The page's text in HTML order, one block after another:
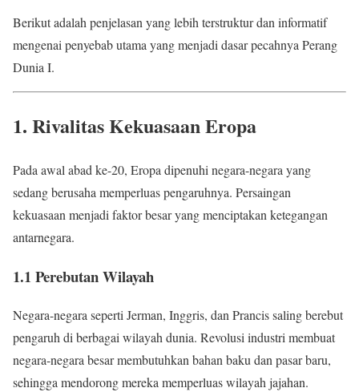
Berikut adalah penjelasan yang lebih terstruktur dan informatif
mengenai penyebab utama yang menjadi dasar pecahnya Perang
Dunia I.
1. Rivalitas Kekuasaan Eropa
Pada awal abad ke-20, Eropa dipenuhi negara-negara yang
sedang berusaha memperluas pengaruhnya. Persaingan
kekuasaan menjadi faktor besar yang menciptakan ketegangan
antarnegara.
1.1 Perebutan Wilayah
Negara-negara seperti Jerman, Inggris, dan Prancis saling berebut
pengaruh di berbagai wilayah dunia. Revolusi industri membuat
negara-negara besar membutuhkan bahan baku dan pasar baru,
sehingga mendorong mereka memperluas wilayah jajahan.